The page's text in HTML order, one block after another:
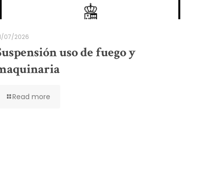
07/2026
uso de fuego y
Read more